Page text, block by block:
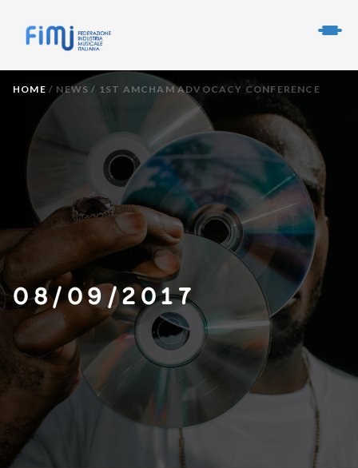
HOME / NEWS / 1ST AMCHAM ADVOCACY CONFERENCE
08/09/2017